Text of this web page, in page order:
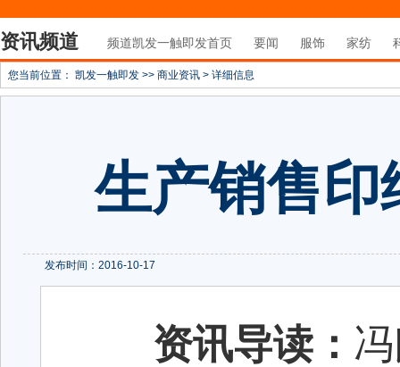
资讯频道 频道凯发一触即发首页 要闻 服饰 家纺
您当前位置： 凯发一触即发 >> 商业资讯 > 详细信息
生产销售印
发布时间：2016-10-17
资讯导读：